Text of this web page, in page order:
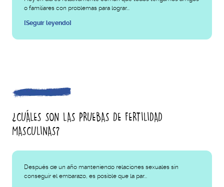
o familiares con problemas para lograr...
[Seguir leyendo]
¿CUÁLES SON LAS PRUEBAS DE FERTILIDAD
MASCULINAS?
Después de un año manteniendo relaciones sexuales sin
conseguir el embarazo, es posible que la par...